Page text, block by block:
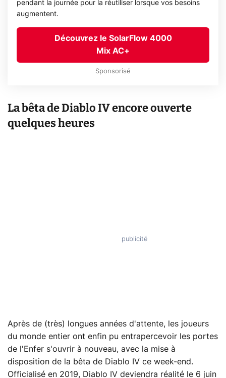
pendant la journée pour la réutiliser lorsque vos besoins
augmentent.
Découvrez le SolarFlow 4000
Mix AC+
Sponsorisé
La bêta de Diablo IV encore ouverte
quelques heures
Après de (très) longues années d'attente, les joueurs
du monde entier ont enfin pu entrapercevoir les portes
de l'Enfer s'ouvrir à nouveau, avec la mise à
disposition de la bêta de Diablo IV ce week-end.
Officialisé en 2019, Diablo IV deviendra réalité le 6 juin